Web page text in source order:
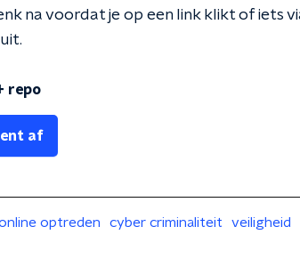
na voordat je op een link klikt of iets
repo
af
optreden cyber criminaliteit veiligheid